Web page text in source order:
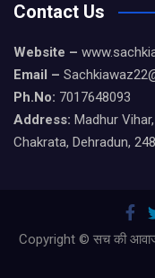
Contact Us
Website –
Email –
Ph.No: 7017648093
Address: Madhur
Chakrata, Dehradun,
Copyright © सच की